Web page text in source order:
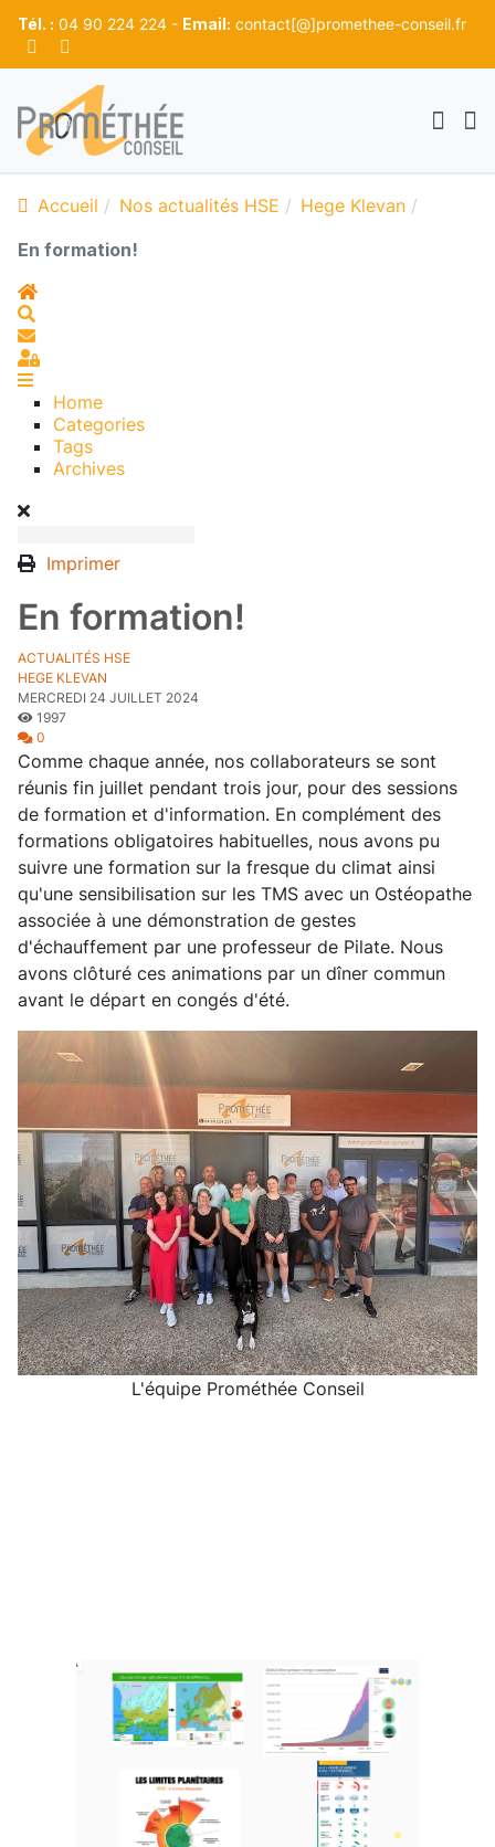
Tél. : 04 90 224 224 - Email: contact[@]promethee-conseil.fr
Accueil Nos actualités HSE
Hege Klevan
En formation!
Home
S'abonner au blog
Sign In
Home
Categories
Tags
Archives
Imprimer
En formation!
ACTUALITÉS HSE
HEGE KLEVAN
MERCREDI 24 JUILLET 2024
1997
0
Comme chaque année, nos collaborateurs se sont
réunis fin juillet pendant trois jour, pour des sessions
de formation et d'information. En complément des
formations obligatoires habituelles, nous avons pu
suivre une formation sur la fresque du climat ainsi
qu'une sensibilisation sur les TMS avec un Ostéopathe
associée à une démonstration de gestes
d'échauffement par une professeur de Pilate. Nous
avons clôturé ces animations par un dîner commun
avant le départ en congés d'été.
L'équipe Prométhée Conseil